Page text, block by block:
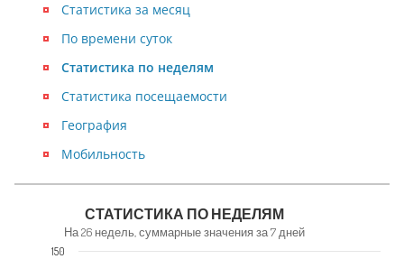
Статистика посещаемости
Статистика за месяц
География
По времени суток
Мобильность
Статистика по неделям
СТАТИСТИКА ПО НЕДЕЛЯМ
На 26 недель, суммарные значения за 7 дней
150